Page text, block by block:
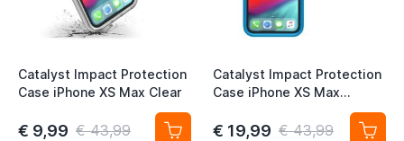
Catalyst Impact Protection
Case iPhone XS Max Clear
€ 9,99 € 43,99
Catalyst Impact Protection
Case iPhone XS Max
€ 19,99 € 43,99